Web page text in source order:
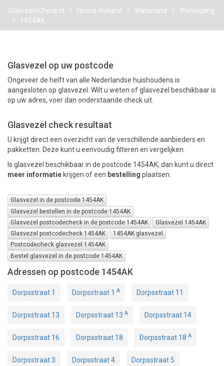
GlasvezelCheck.nl Noord-Holland Waterland
Watergang
1454AK
Glasvezel op uw postcode
Ongeveer de helft van alle Nederlandse huishoudens is
aangesloten op glasvezel. Wilt u weten of glasvezel beschikbaar is
op uw adres, voer dan onderstaande check uit.
Glasvezel check resultaat
U krijgt direct een overzicht van de verschillende aanbieders en
pakketten. Deze kunt u eenvoudig filteren en vergelijken.
Is glasvezel beschikbaar in de postcode 1454AK, dan kunt u direct
meer informatie krijgen of een bestelling plaatsen.
Glasvezel in de postcode 1454AK
Glasvezel bestellen in de postcode 1454AK
Glasvezel postcodecheck in de postcode 1454AK
Glasvezel 1454AK
Glasvezel postcodecheck 1454AK
1454AK glasvezel
Postcodecheck glasvezel 1454AK
Bestel glasvezel in de postcode 1454AK
Adressen op postcode 1454AK
Dorpsstraat 1 Dorpsstraat 1 A Dorpsstraat 11
Dorpsstraat 13 Dorpsstraat 13 A Dorpsstraat 14
Dorpsstraat 16 Dorpsstraat 18 Dorpsstraat 18 A
Dorpsstraat 3 Dorpsstraat 4 Dorpsstraat 5